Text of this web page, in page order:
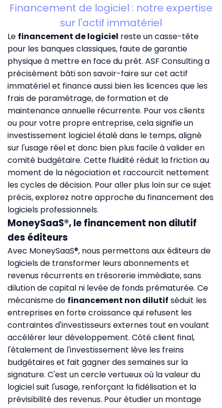
Financement de logiciel : notre expertise
sur l'actif immatériel
Le financement de logiciel reste un casse-tête
pour les banques classiques, faute de garantie
physique à mettre en face du prêt. ASF Consulting a
précisément bâti son savoir-faire sur cet actif
immatériel et finance aussi bien les licences que les
frais de paramétrage, de formation et de
maintenance annuelle récurrente. Pour vos clients
ou pour votre propre entreprise, cela signifie un
investissement logiciel étalé dans le temps, aligné
sur l'usage réel et donc bien plus facile à valider en
comité budgétaire. Cette fluidité réduit la friction au
moment de la négociation et raccourcit nettement
les cycles de décision. Pour aller plus loin sur ce sujet
précis, explorez notre approche du financement des
logiciels professionnels.
MoneySaaS®, le financement non dilutif
des éditeurs
Avec MoneySaaS®, nous permettons aux éditeurs de
logiciels de transformer leurs abonnements et
revenus récurrents en trésorerie immédiate, sans
dilution de capital ni levée de fonds prématurée. Ce
mécanisme de financement non dilutif séduit les
entreprises en forte croissance qui refusent les
contraintes d'investisseurs externes tout en voulant
accélérer leur développement. Côté client final,
l'étalement de l'investissement lève les freins
budgétaires et fait gagner des semaines sur la
signature. C'est un cercle vertueux où la valeur du
logiciel suit l'usage, renforçant la fidélisation et la
prévisibilité des revenus. Pour étudier un montage